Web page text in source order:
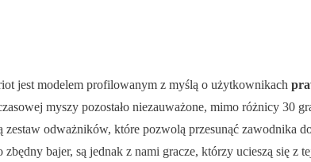
jest modelem profilowanym z myślą o użytkownikach
myszy pozostało niezauważone, mimo różnicy 30
odważników, które pozwolą przesunąć zawodnika
bajer, są jednak z nami gracze, którzy ucieszą się z